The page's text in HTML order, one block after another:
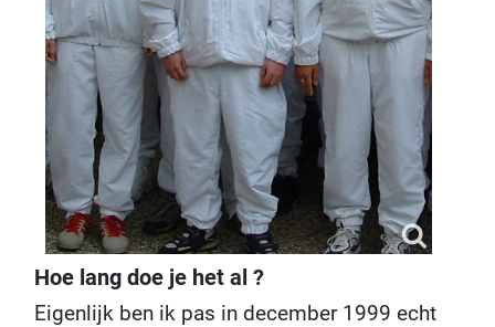
Hoe lang doe je het al ?
Eigenlijk ben ik pas in december 1999 echt